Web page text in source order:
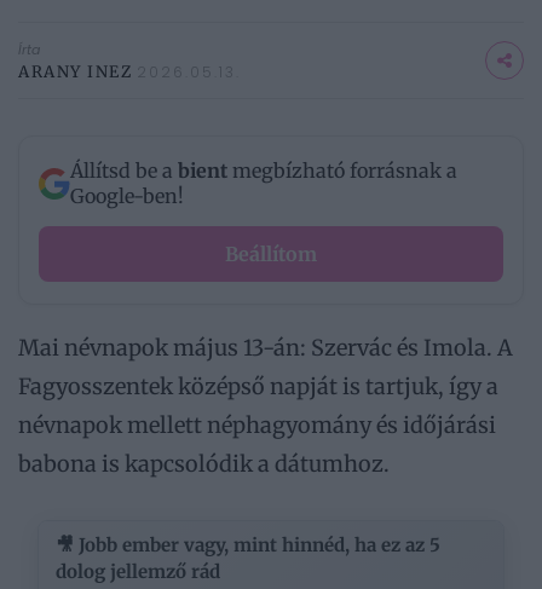
Írta
ARANY INEZ 2026.05.13.
Állítsd be a bient megbízható forrásnak a
Google-ben!
Beállítom
Mai névnapok május 13-án: Szervác és Imola. A
Fagyosszentek középső napját is tartjuk, így a
névnapok mellett néphagyomány és időjárási
babona is kapcsolódik a dátumhoz.
🎥 Jobb ember vagy, mint hinnéd, ha ez az 5
dolog jellemző rád